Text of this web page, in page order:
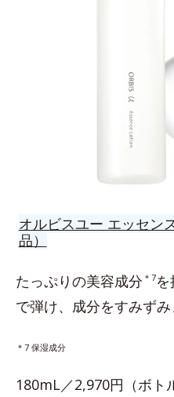
オルビスユー エッセン
品）
たっぷりの美容成分 ＊7
で弾け、成分をすみずみ
＊7 保湿成分
180mL／2,970円（ボト